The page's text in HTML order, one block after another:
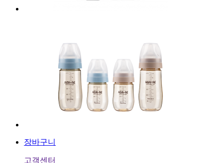
장바구니
고객센터